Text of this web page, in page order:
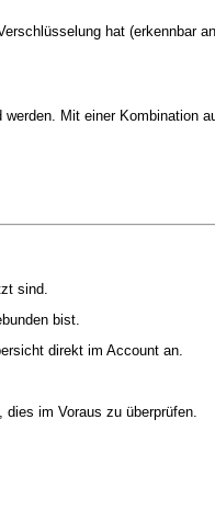
hat (erkennbar
Mit einer Kombination
sind.
bist.
direkt im Account an.
im Voraus zu überprüfen.